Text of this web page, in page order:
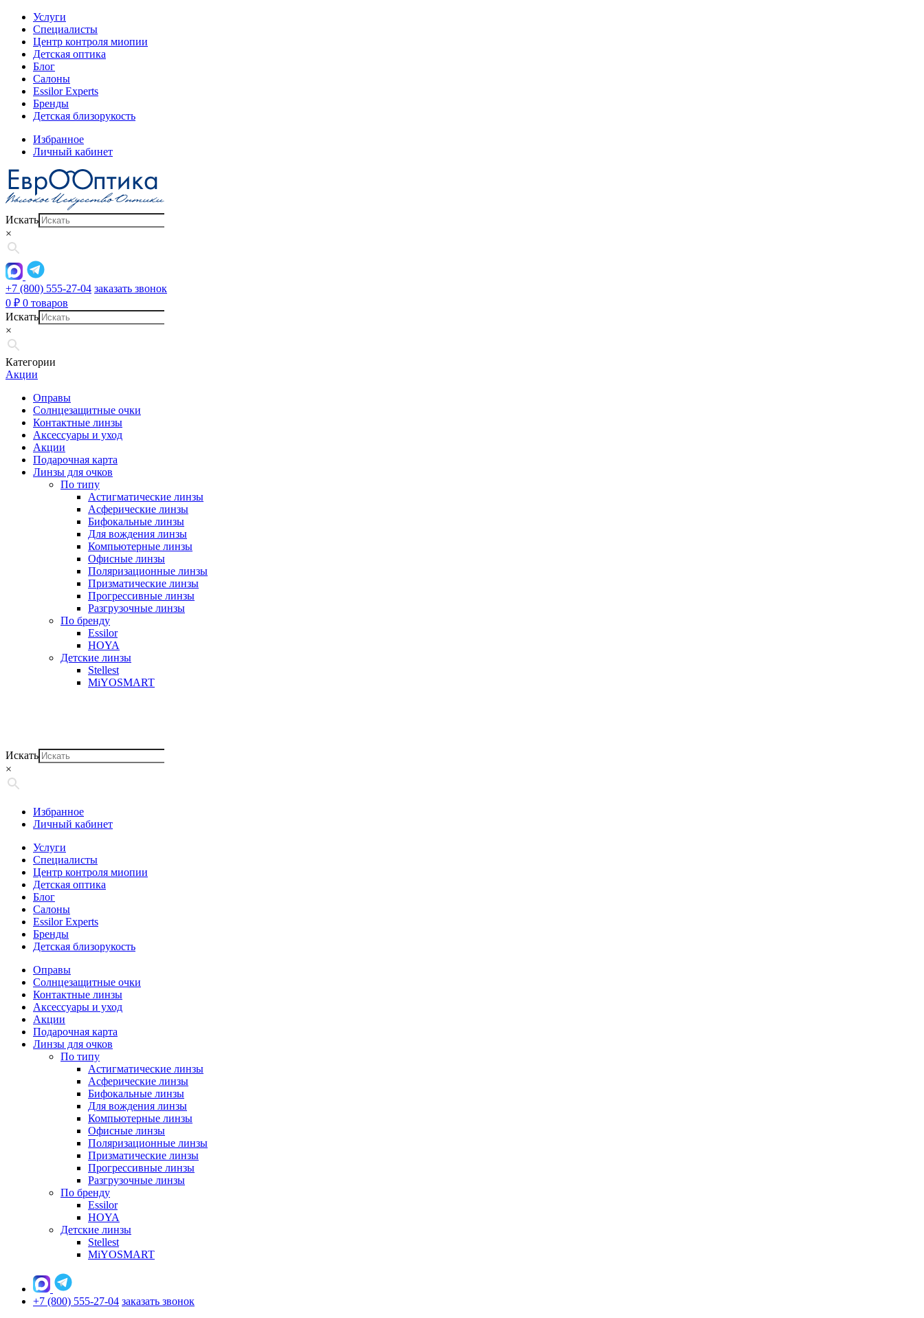
Услуги
Специалисты
Центр контроля миопии
Детская оптика
Блог
Салоны
Essilor Experts
Бренды
Детская близорукость
Избранное
Личный кабинет
Искать
×
+7 (800) 555-27-04 заказать звонок
0 ₽ 0 товаров
Искать
×
Категории
Акции
Оправы
Солнцезащитные очки
Контактные линзы
Аксессуары и уход
Акции
Подарочная карта
Линзы для очков
По типу
Астигматические линзы
Асферические линзы
Бифокальные линзы
Для вождения линзы
Компьютерные линзы
Офисные линзы
Поляризационные линзы
Призматические линзы
Прогрессивные линзы
Разгрузочные линзы
По бренду
Essilor
HOYA
Детские линзы
Stellest
MiYOSMART
Искать
×
Избранное
Личный кабинет
Услуги
Специалисты
Центр контроля миопии
Детская оптика
Блог
Салоны
Essilor Experts
Бренды
Детская близорукость
Оправы
Солнцезащитные очки
Контактные линзы
Аксессуары и уход
Акции
Подарочная карта
Линзы для очков
По типу
Астигматические линзы
Асферические линзы
Бифокальные линзы
Для вождения линзы
Компьютерные линзы
Офисные линзы
Поляризационные линзы
Призматические линзы
Прогрессивные линзы
Разгрузочные линзы
По бренду
Essilor
HOYA
Детские линзы
Stellest
MiYOSMART
+7 (800) 555-27-04 заказать звонок